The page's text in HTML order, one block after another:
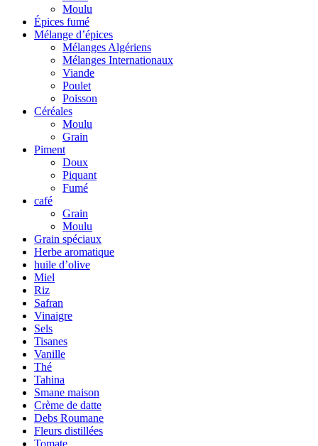
Moulu
Épices fumé
Mélange d’épices
Mélanges Algériens
Mélanges Internationaux
Viande
Poulet
Poisson
Céréales
Moulu
Grain
Piment
Doux
Piquant
Fumé
café
Grain
Moulu
Grain spéciaux
Herbe aromatique
huile d’olive
Miel
Riz
Safran
Vinaigre
Sels
Tisanes
Vanille
Thé
Tahina
Smane maison
Crème de datte
Debs Roumane
Fleurs distillées